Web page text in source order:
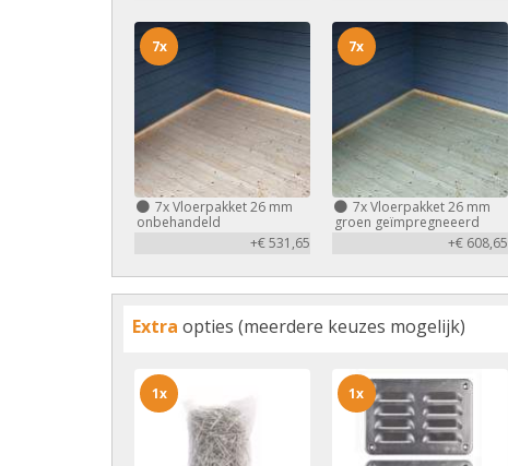
7xVloerpakket 26 mm
onbehandeld
+€ 531,65
7x
7xVloerpakket 26 mm
groen geïmpregneeerd
+€ 608,65
7x
Extra opties (meerdere keuzes mogelijk)
1x 1x